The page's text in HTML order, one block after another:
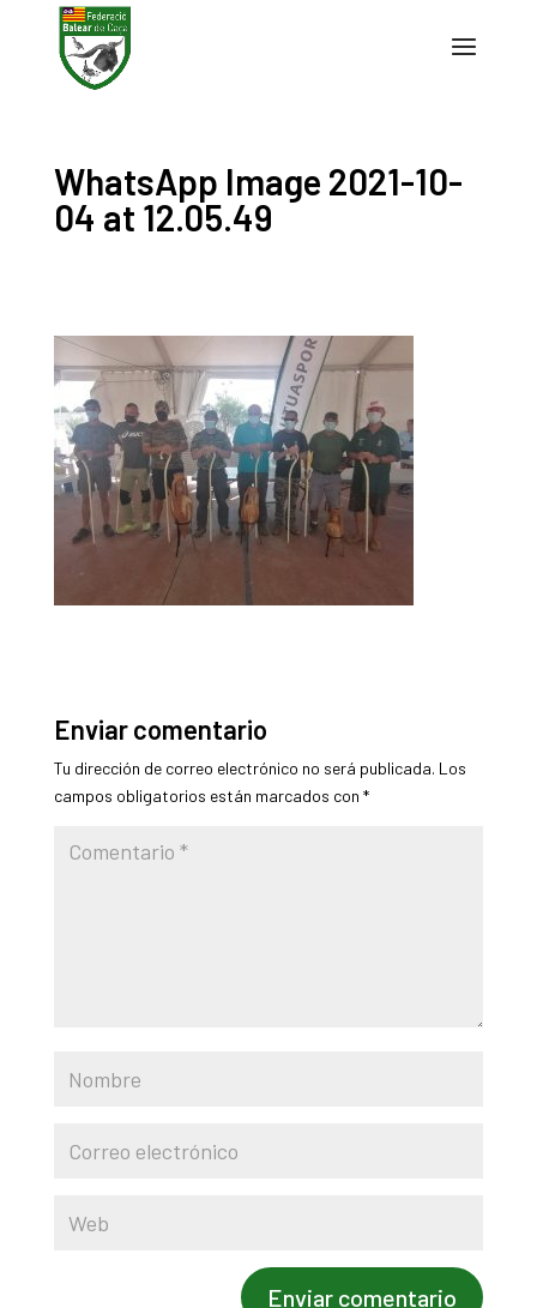
WhatsApp Image 2021-10-
04 at 12.05.49
Enviar comentario
Tu dirección de correo electrónico no será publicada. Los
campos obligatorios están marcados con *